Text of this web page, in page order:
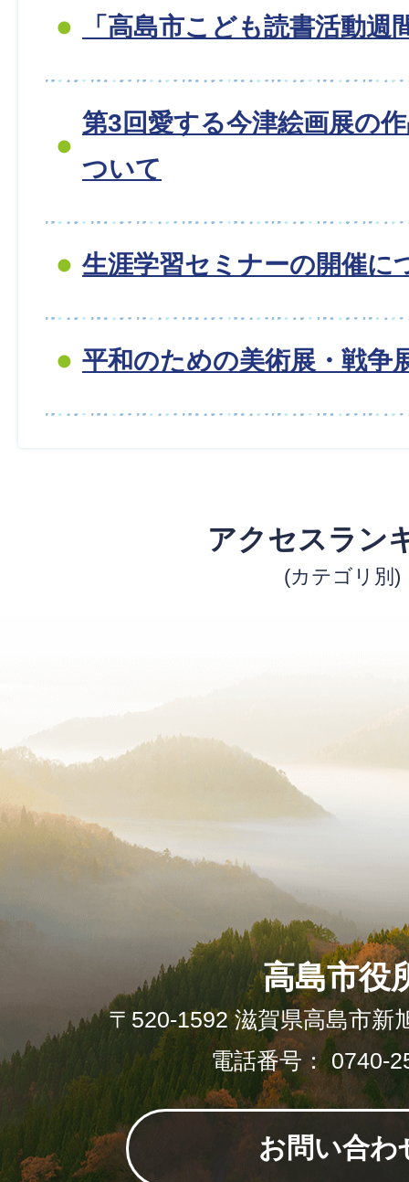
「高島市こども読書活動週
第3回愛する今津絵画展の
ついて
生涯学習セミナーの開催に
平和のための美術展・戦争
アクセスラン
(カテゴリ別)
高島市役
〒520-1592 滋賀県高島市新
電話番号： 0740-
お問い合わ